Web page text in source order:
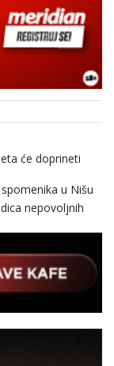
će doprineti
u Nišu
nepovoljnih